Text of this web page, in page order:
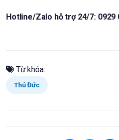
Hotline/Zalo hỗ trợ 24/7: 0929
Từ khóa:
Thủ Đức